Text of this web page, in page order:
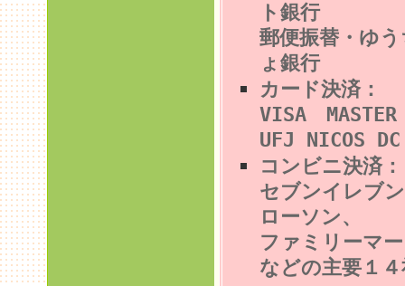
ト銀行
郵便振替・ゆ
ょ銀行
カード決済：
VISA
UFJ NICOS DC
コンビニ決済
セブンイレブ
ローソン、
ファミリーマ
などの主要１